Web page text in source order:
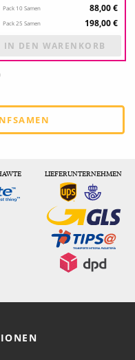
Pack 10 Samen 88,00 €
Pack 25 Samen
198,00 €
IN DEN WARENKORB
LIEFERUNTERNEHMEN